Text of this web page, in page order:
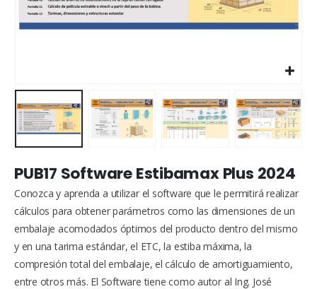
PUB17 Software Estibamax Plus 2024
Conozca y aprenda a utilizar el software que le permitirá realizar
cálculos para obtener parámetros como las dimensiones de un
embalaje acomodados óptimos del producto dentro del mismo
y en una tarima estándar, el ETC, la estiba máxima, la
compresión total del embalaje, el cálculo de amortiguamiento,
entre otros más. El Software tiene como autor al Ing. José